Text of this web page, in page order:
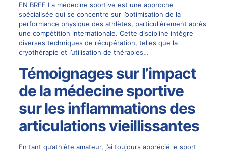
EN BREF La médecine sportive est une approche
spécialisée qui se concentre sur l’optimisation de la
performance physique des athlètes, particulièrement après
une compétition internationale. Cette discipline intègre
diverses techniques de récupération, telles que la
cryothérapie et l’utilisation de thérapies…
Témoignages sur l’impact
de la médecine sportive
sur les inflammations des
articulations vieillissantes
En tant qu’athlète amateur, j’ai toujours apprécié le sport